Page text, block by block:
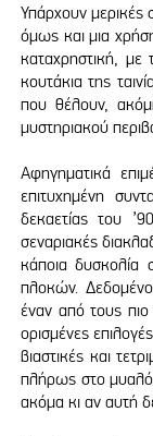
Υπάρχουν μερικές
όμως και μια
καταχρηστική, με
κουτάκια της
που θέλουν,
μυστηριακού
Αφηγηματικά
επιτυχημένη
δεκαετίας του
σεναριακές
κάποια δυσκολία
πλοκών.
έναν από τους
ορισμένες
βιαστικές και
πλήρως στο μυαλό
ακόμα κι αν αυτή